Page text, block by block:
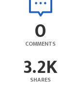
0
COMMENTS
3.2K
SHARES